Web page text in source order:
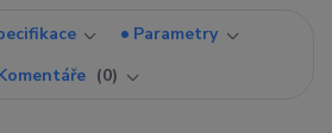
Parametry
0